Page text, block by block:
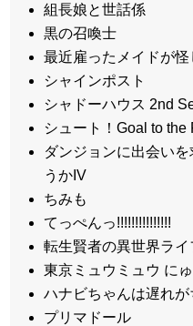
組長娘と世話係
黒の召喚士
最近雇ったメイドが怪
シャインポスト
シャドーハウス 2nd
シュート！Goal to the
ダンジョンに出会い
うかIV
ちみも
てっぺんっ!!!!!!!!!!!!!!!
転生賢者の異世界ライ
東京ミュウミュウ に
ハナビちゃんは遅れが
プリマドール